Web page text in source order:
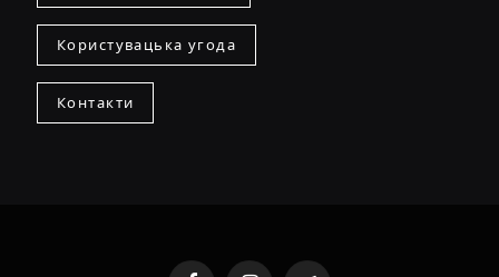
Користувацька угода
Контакти